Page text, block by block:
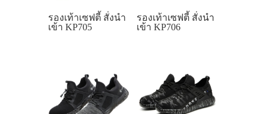
รองเท้าเซฟตี้ สั่งนำ
เข้า KP705
รองเท้าเซฟตี้ สั่งนำ
เข้า KP706